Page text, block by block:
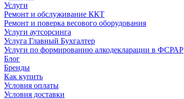
Услуги
Ремонт и обслуживание ККТ
Ремонт и поверка весового оборудования
Услуги аутсорсинга
Услуга Главный Бухгалтер
Услуги по формированию алкодекларации в ФСРАР
Блог
Бренды
Как купить
Условия оплаты
Условия доставки